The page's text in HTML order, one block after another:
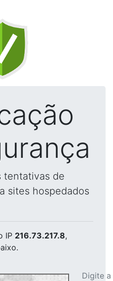
tentativas de
sites hospedados
IP 216.73.217.8,
Digite